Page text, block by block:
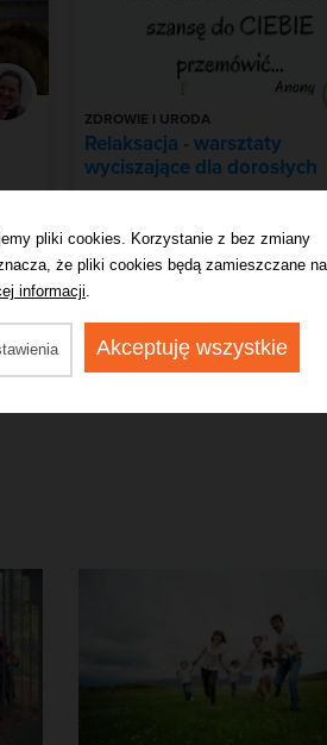
ZDROWIE I URODA
Relaksacja - warsztaty
wyciszające dla dorosłych
Zobacz inne
Krynica-Zdrój
pliki cookies. Korzystanie z bez zmiany
że pliki cookies będą zamieszczane na
informacji
Akceptuję wszystkie